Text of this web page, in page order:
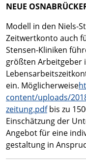
NEUE
Modell in den Niels-
Zeitwertkonto auch
Stensen-Kliniken
größten Arbeitgeber
ein. Möglicherweise
content/uploads/
zeitung.pdfbis zu
Einschätzung der
Angebot für eine
gestaltung in